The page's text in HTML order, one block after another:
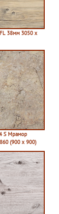
38мм 3050 х
S Мрамор
(900 х 900)